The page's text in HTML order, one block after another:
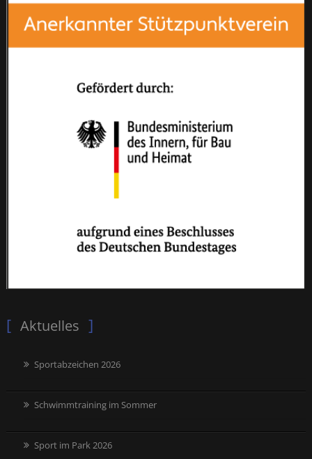
Aktuelles
Sportabzeichen 2026
Schwimmtraining im Sommer
Sport im Park 2026